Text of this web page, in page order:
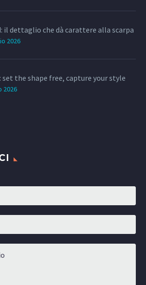
il dettaglio che dà carattere alla scarpa
2026
set the shape free, capture your style
2026